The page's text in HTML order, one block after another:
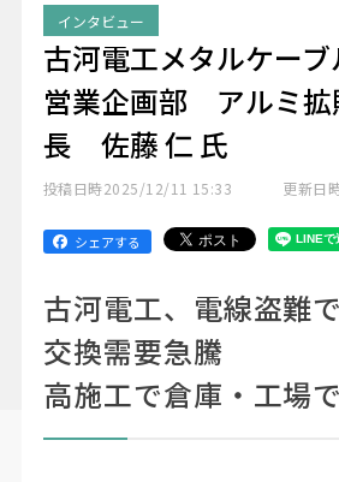
インタビュー
古河電工メタルケー
営業企画部 アルミ
長 佐藤 仁 氏
投稿日時2025/12/11 15:33 更新日
シェアする
古河電工、電線盗難
交換需要急騰
高施工で倉庫・工場